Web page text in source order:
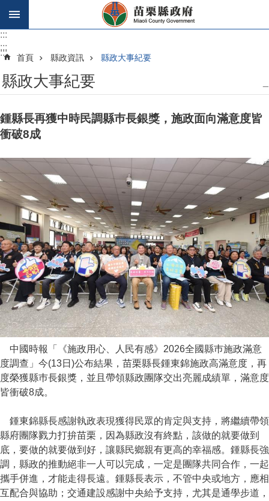
跳到主要內容區塊
:::
:::
::: 首頁 縣政資訊 縣政大事紀要
縣政大事紀要
鍾縣長再獲中時民調縣巿長銀獎，施政面向滿意度皆
衝破8成
中國時報「《施政用心、人民有感》2026全國縣巿施政滿意
度調查」今(13日)公布結果，苗栗縣長鍾東錦施政高滿意度，再
度榮獲縣巿長銀獎，並且帶領縣政團隊交出亮麗成績單，滿意度
皆衝破8成。
鍾東錦縣長感謝執政表現獲得民眾的肯定與支持，將繼續帶領
縣府團隊戮力打拚苗栗，因為縣政沒有終點，該做的就要做到
底，要做的就要做到好，讓縣民鄉親有更高的幸福感。鍾縣長強
調，縣政的推動絕非一人可以完成，一定是團隊共同合作，一起
攜手併進，才能走得長遠。鍾縣長表示，不管中央或地方，應相
互配合與協助；交通建設感謝中央給予支持，尤其是通學步道，